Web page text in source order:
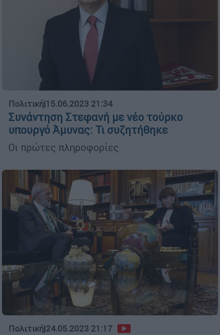
Πολιτική|15.06.2023 21:34
Συνάντηση Στεφανή με νέο τούρκο
υπουργό Άμυνας: Τι συζητήθηκε
Οι πρώτες πληροφορίες
Πολιτική|24.05.2023 21:17